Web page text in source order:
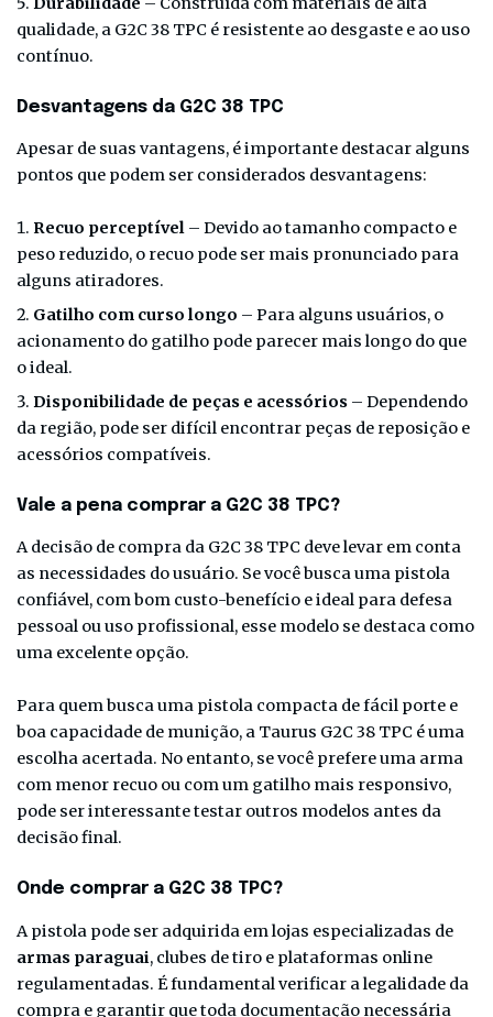
qualidade, a G2C 38 TPC é resistente ao desgaste e ao uso
contínuo.
Desvantagens da G2C 38 TPC
Apesar de suas vantagens, é importante destacar alguns
pontos que podem ser considerados desvantagens:
Recuo perceptível – Devido ao tamanho compacto e
peso reduzido, o recuo pode ser mais pronunciado para
alguns atiradores.
Gatilho com curso longo – Para alguns usuários, o
acionamento do gatilho pode parecer mais longo do que
o ideal.
Disponibilidade de peças e acessórios – Dependendo
da região, pode ser difícil encontrar peças de reposição e
acessórios compatíveis.
Vale a pena comprar a G2C 38 TPC?
A decisão de compra da G2C 38 TPC deve levar em conta
as necessidades do usuário. Se você busca uma pistola
confiável, com bom custo-benefício e ideal para defesa
pessoal ou uso profissional, esse modelo se destaca como
uma excelente opção.
Para quem busca uma pistola compacta de fácil porte e
boa capacidade de munição, a Taurus G2C 38 TPC é uma
escolha acertada. No entanto, se você prefere uma arma
com menor recuo ou com um gatilho mais responsivo,
pode ser interessante testar outros modelos antes da
decisão final.
Onde comprar a G2C 38 TPC?
A pistola pode ser adquirida em lojas especializadas de
armas paraguai, clubes de tiro e plataformas online
regulamentadas. É fundamental verificar a legalidade da
compra e garantir que toda documentação necessária